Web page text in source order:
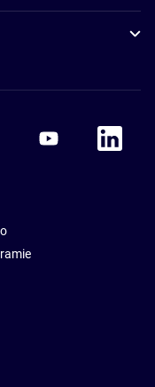
PinterestAccor Youtube
Accor